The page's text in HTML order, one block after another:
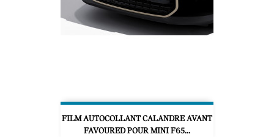
FILM AUTOCOLLANT CALANDRE AVANT
FAVOURED POUR MINI F65...